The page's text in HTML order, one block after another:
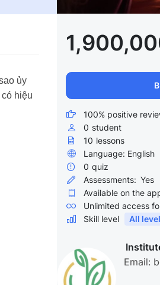
ủy
hiệu
100% positive
0 student
10 lessons
Language: English
0 quiz
Assessments: Yes
Available on the
Unlimited access
Skill level
All
Email: